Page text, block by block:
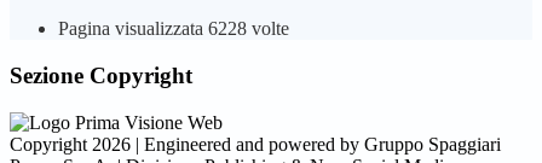
Pagina visualizzata 6228 volte
Sezione Copyright
Copyright 2026 | Engineered and powered by Gruppo Spaggiari